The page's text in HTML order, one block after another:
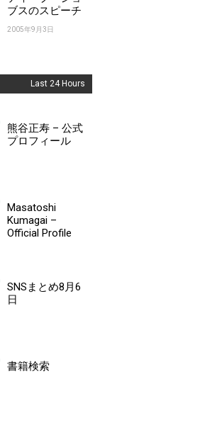
ブスのスピーチ
2005年9月3日
Last 24 Hours
熊谷正寿 – 公式
プロフィール
Masatoshi
Kumagai –
Official Profile
SNSまとめ8月6
日
書籍検索